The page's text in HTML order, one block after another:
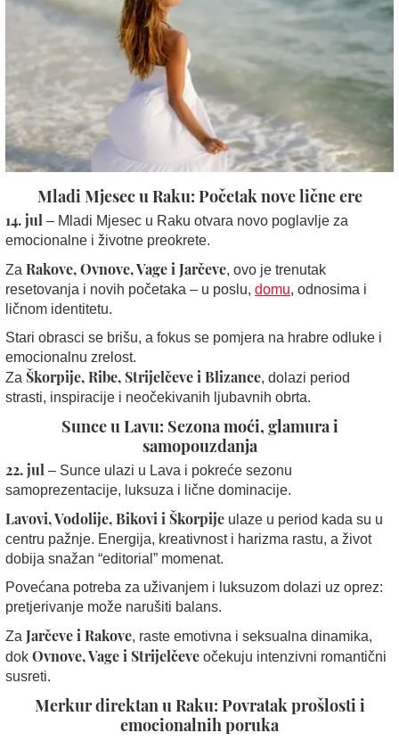
Mladi Mjesec u Raku: Početak nove lične ere
14. jul – Mladi Mjesec u Raku otvara novo poglavlje za
emocionalne i životne preokrete.
Za Rakove, Ovnove, Vage i Jarčeve, ovo je trenutak
resetovanja i novih početaka – u poslu, domu, odnosima i
ličnom identitetu.
Stari obrasci se brišu, a fokus se pomjera na hrabre odluke i
emocionalnu zrelost.
Za Škorpije, Ribe, Strijelčeve i Blizance, dolazi period
strasti, inspiracije i neočekivanih ljubavnih obrta.
Sunce u Lavu: Sezona moći, glamura i
samopouzdanja
22. jul – Sunce ulazi u Lava i pokreće sezonu
samoprezentacije, luksuza i lične dominacije.
Lavovi, Vodolije, Bikovi i Škorpije ulaze u period kada su u
centru pažnje. Energija, kreativnost i harizma rastu, a život
dobija snažan “editorial” momenat.
Povećana potreba za uživanjem i luksuzom dolazi uz oprez:
pretjerivanje može narušiti balans.
Za Jarčeve i Rakove, raste emotivna i seksualna dinamika,
dok Ovnove, Vage i Strijelčeve očekuju intenzivni romantični
susreti.
Merkur direktan u Raku: Povratak prošlosti i
emocionalnih poruka